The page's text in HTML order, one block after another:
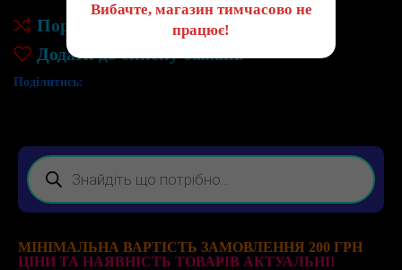
Порівняння
Додати до списку бажань
Поділитись:
МІНІМАЛЬНА ВАРТІСТЬ ЗАМОВЛЕННЯ 200 ГРН
ЦІНИ ТА НАЯВНІСТЬ ТОВАРІВ АКТУАЛЬНІ!
Вибачте, магазин тимчасово не
працює!